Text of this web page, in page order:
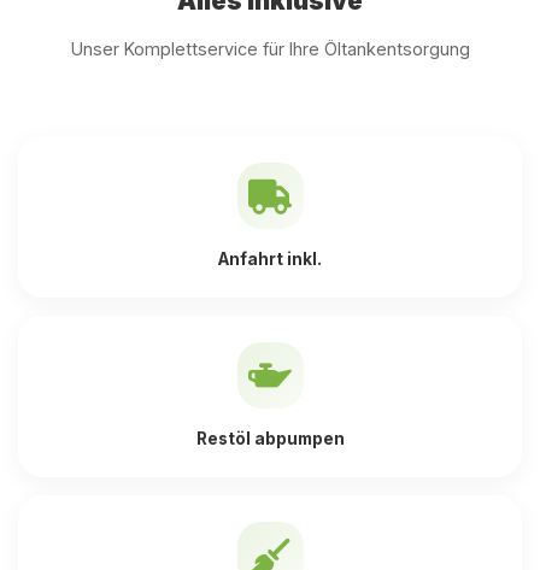
Unser Komplettservice für Ihre Öltankentsorgung
Anfahrt inkl.
Restöl abpumpen